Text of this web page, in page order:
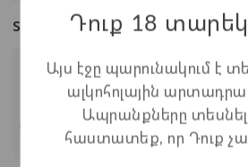
ՏեսակներԴուք 18
Այս էջը պարունակում է
ալկոհոլային
Ապրանքները
հաստատեք, որ Դուք